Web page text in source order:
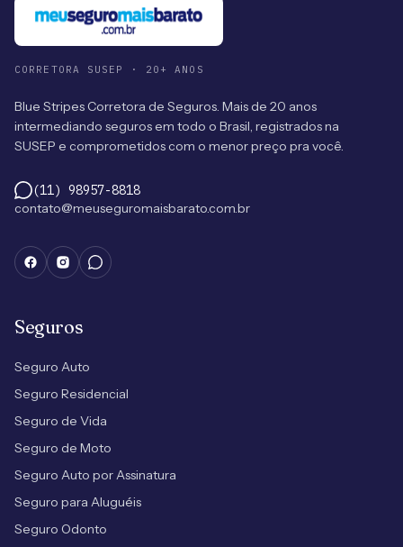
CORRETORA SUSEP · 20+ ANOS
Blue Stripes Corretora de Seguros. Mais de 20 anos
intermediando seguros em todo o Brasil, registrados na
SUSEP e comprometidos com o menor preço pra você.
(11) 98957-8818
contato@meuseguromaisbarato.com.br
Seguros
Seguro Auto
Seguro Residencial
Seguro de Vida
Seguro de Moto
Seguro Auto por Assinatura
Seguro para Aluguéis
Seguro Odonto